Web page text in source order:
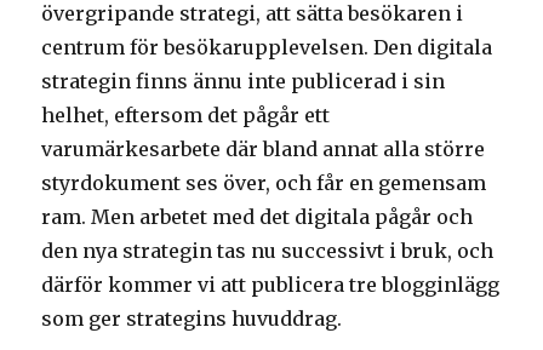
övergripande strategi, att sätta besökaren i
centrum för besökarupplevelsen. Den digitala
strategin finns ännu inte publicerad i sin
helhet, eftersom det pågår ett
varumärkesarbete där bland annat alla större
styrdokument ses över, och får en gemensam
ram. Men arbetet med det digitala pågår och
den nya strategin tas nu successivt i bruk, och
därför kommer vi att publicera tre blogginlägg
som ger strategins huvuddrag.